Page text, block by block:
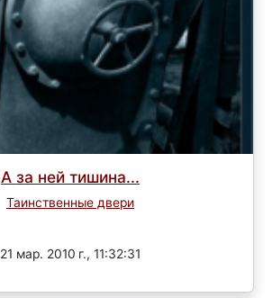
А за ней тишина...
Таинственные двери
21 мар. 2010 г., 11:32:31